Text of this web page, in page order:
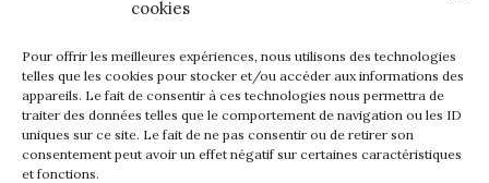
cookies
Pour offrir les meilleures expériences, nous utilisons des technologies
telles que les cookies pour stocker et/ou accéder aux informations des
appareils. Le fait de consentir à ces technologies nous permettra de
traiter des données telles que le comportement de navigation ou les ID
uniques sur ce site. Le fait de ne pas consentir ou de retirer son
consentement peut avoir un effet négatif sur certaines caractéristiques
et fonctions.
quelque chose de
fantastique –
bientôt !